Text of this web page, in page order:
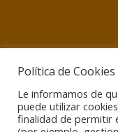
Información
Atención
15:00 h
Política de Cookies
Le informamos de
puede utilizar
finalidad de permitir